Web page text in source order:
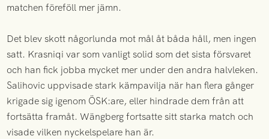
matchen föreföll mer jämn.
Det blev skott någorlunda mot mål åt båda håll, men ingen
satt. Krasniqi var som vanligt solid som det sista försvaret
och han fick jobba mycket mer under den andra halvleken.
Salihovic uppvisade stark kämpavilja när han flera gånger
krigade sig igenom ÖSK:are, eller hindrade dem från att
fortsätta framåt. Wängberg fortsatte sitt starka match och
visade vilken nyckelspelare han är.